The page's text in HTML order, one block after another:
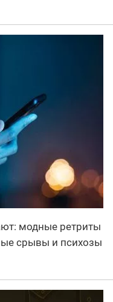
модные ретриты
срывы и психозы